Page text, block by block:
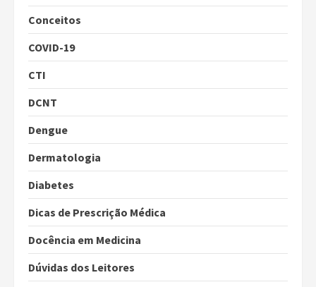
Conceitos
COVID-19
CTI
DCNT
Dengue
Dermatologia
Diabetes
Dicas de Prescrição Médica
Docência em Medicina
Dúvidas dos Leitores